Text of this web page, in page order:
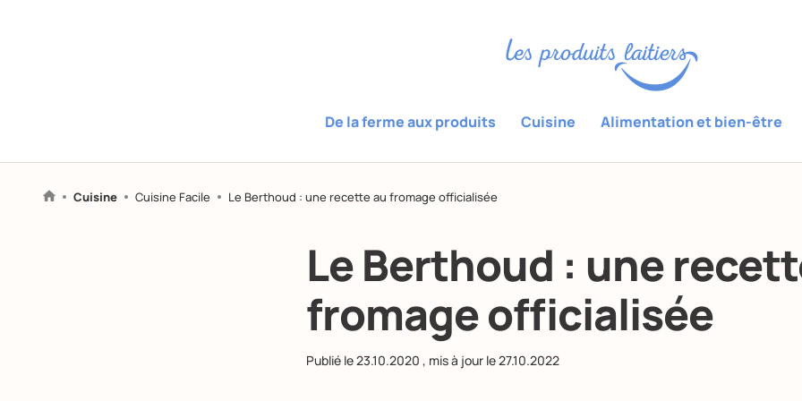
De la ferme aux produits Cuisine Alimentation et bien-être
Cuisine Cuisine Facile Le Berthoud : une recette au fromage officialisée
Le Berthoud : une
fromage officialisée
Publié le23.10.2020 , mis à jour le27.10.2022